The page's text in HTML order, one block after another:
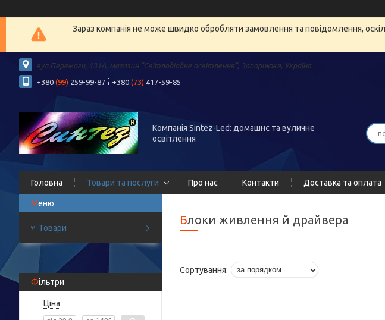
Зараз компанія не може швидко обробляти замовлення та повідомлення,
вул.Перемоги, 131А, магазин "Світлодіодне освітлення", Запоріжжя, Україна
+380 (99) 259-99-87 +380 (73) 417-59-85
Компанія Sintez-Led: домашнє та вуличне
освітлення
Головна Товари та послуги Про нас Контакти Доставка та оплата
Товари
Фільтри
Ціна
Блоки живлення й драйвера